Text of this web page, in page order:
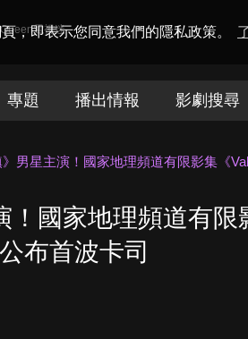
，即表示您同意我們的隱私政策。
電視迷
專題 播出情報 影劇搜尋
》男星主演！國家地理頻道有限影集《
！國家地理頻道有限
布首波卡司